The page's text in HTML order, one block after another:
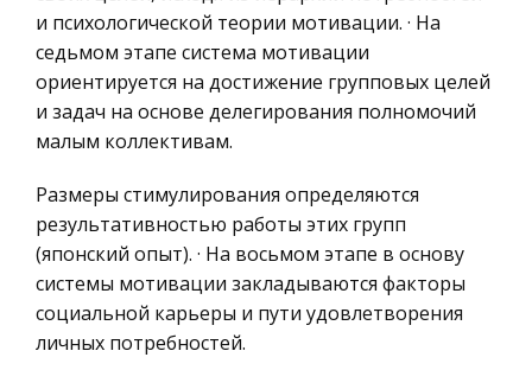
стран
Транспорт
Банковское дело и кредитование
Здоровье
Биржевое дело
Биология
Экономико-математическое
моделирование
Российское предпринимательское право
Методы организационного проектирования
Актуальность темы. Динамика интеграционных
процессов в российской экономике
стимулировала интерес исследователей и
интегрированных корпоративных структур
различ
и психологической теории мотивации. · На
седьмом этапе система мотивации
ориентируется на достижение групповых целей
и задач на основе делегирования полномочий
малым коллективам.
Размеры стимулирования определяются
результативностью работы этих групп
(японский опыт). · На восьмом этапе в основу
системы мотивации закладываются факторы
социальной карьеры и пути удовлетворения
личных потребностей.